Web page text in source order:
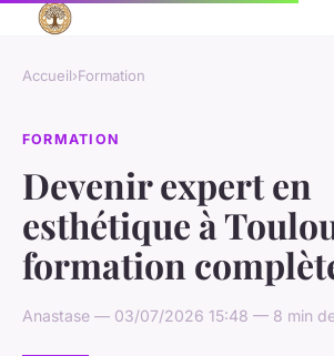
Accueil›Formation
FORMATION
Devenir expert en
esthétique à
formation
Anastase — 03/07/2026 15:48 — 8 min